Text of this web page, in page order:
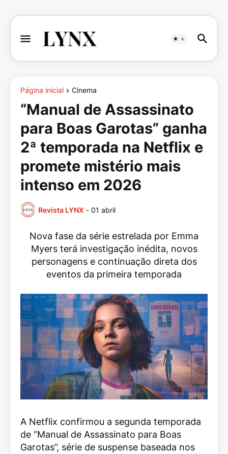
Página inicial Cinema
“Manual de Assassinato
para Boas Garotas” ganha
2ª temporada na Netflix e
promete mistério mais
intenso em 2026
Revista LYNX - 01 abril
Nova fase da série estrelada por Emma
Myers terá investigação inédita, novos
personagens e continuação direta dos
eventos da primeira temporada
A Netflix confirmou a segunda temporada
de “Manual de Assassinato para Boas
Garotas”, série de suspense baseada nos